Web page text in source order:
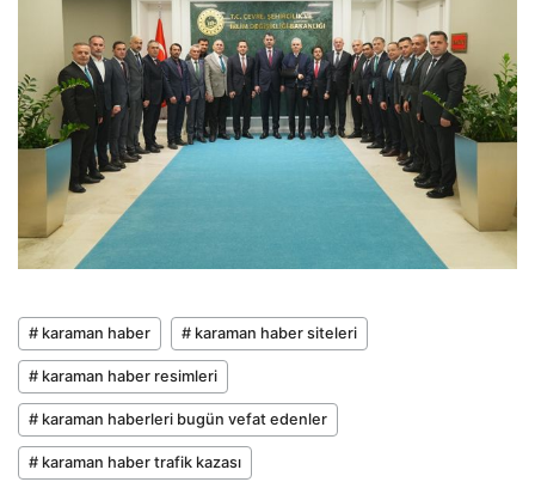
# karaman haber # karaman haber siteleri
# karaman haber resimleri
# karaman haberleri bugün vefat edenler
# karaman haber trafik kazası